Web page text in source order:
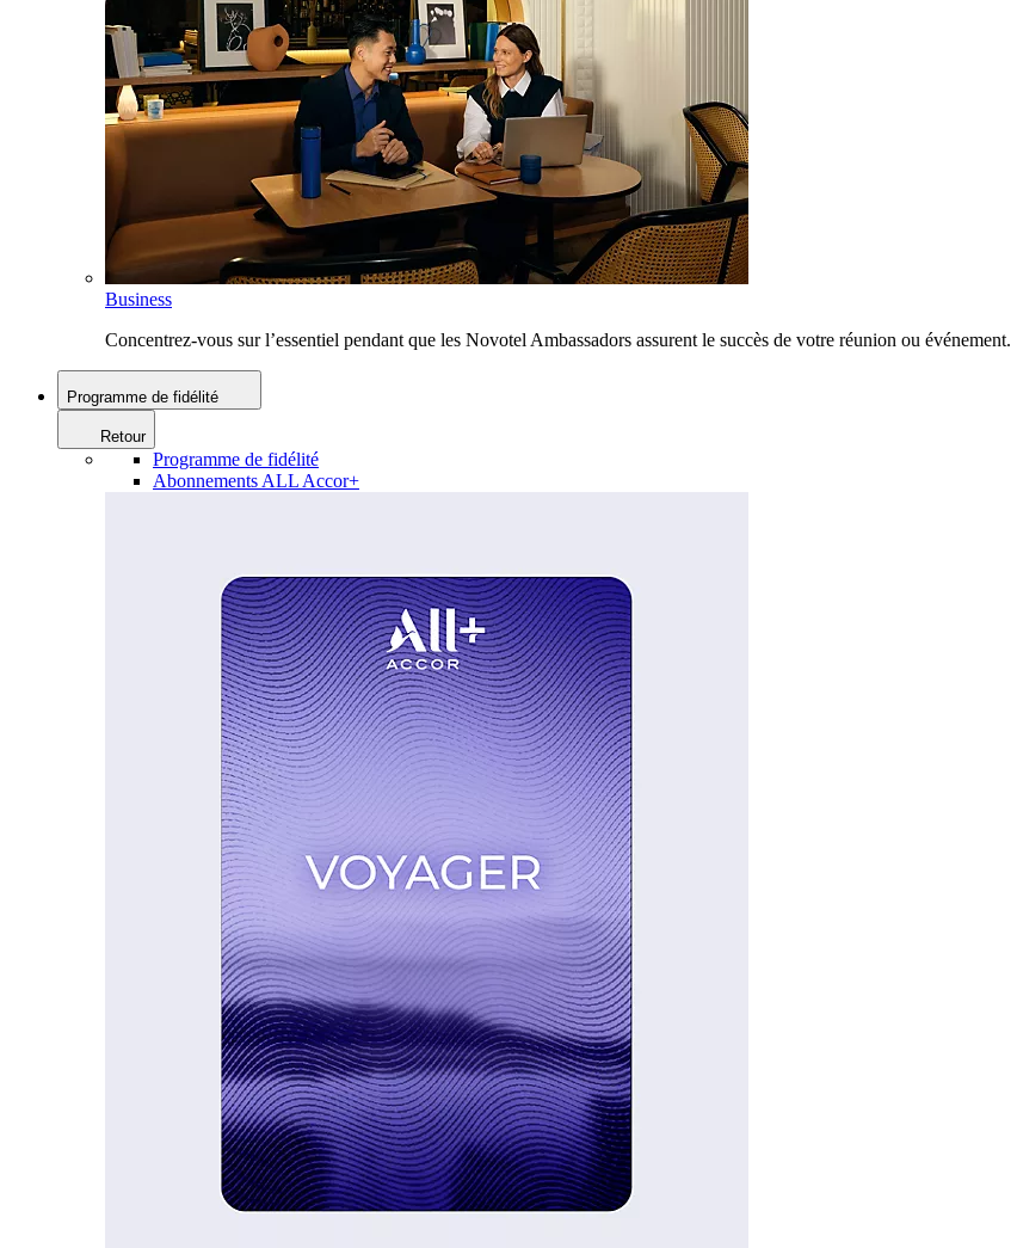
Business
Concentrez-vous sur l’essentiel pendant que les Novotel Ambassadors assurent le succès de votre réunion ou événement.
Programme de fidélité
Retour
Programme de fidélité
Abonnements ALL Accor+